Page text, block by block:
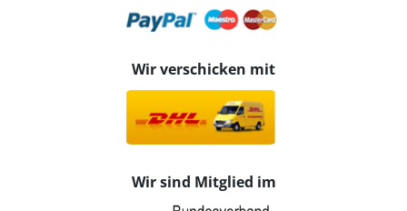
Wir verschicken mit
Wir sind Mitglied im